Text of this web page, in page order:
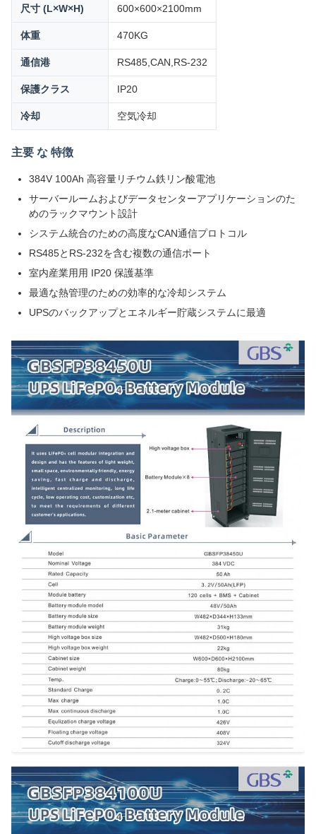
尺寸 (L×W×H) 600×600×2100mm
体重 470KG
通信港 RS485,CAN,RS-232
保護クラス IP20
冷却 空気冷却
主要 な 特徴
384V 100Ah 高容量リチウム鉄リン酸電池
サーバールームおよびデータセンターアプリケーションのた
めのラックマウント設計
システム統合のための高度なCAN通信プロトコル
RS485とRS-232を含む複数の通信ポート
室内産業用用 IP20 保護基準
最適な熱管理のための効率的な冷却システム
UPSのバックアップとエネルギー貯蔵システムに最適